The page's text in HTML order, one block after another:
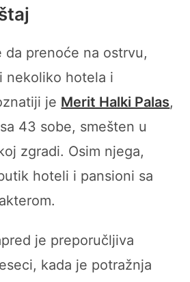
da prenoće na ostrvu,
nekoliko hotela i
je Merit Halki Palas,
43 sobe, smešten u
zgradi. Osim njega,
hoteli i pansioni sa
je preporučljiva
kada je potražnja